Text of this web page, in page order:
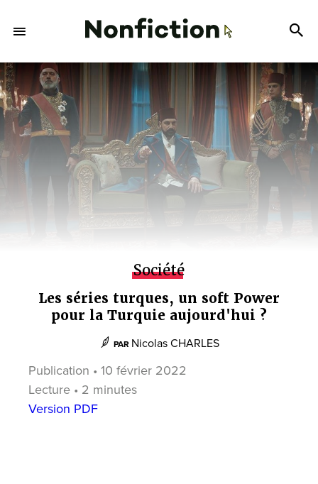
Société
Les séries turques, un soft Power
pour la Turquie aujourd'hui ?
PAR Nicolas CHARLES
Publication • 10 février 2022
Lecture • 2 minutes
Version PDF